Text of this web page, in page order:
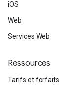
iOS
Web
Services Web
Ressources
Tarifs et forfaits